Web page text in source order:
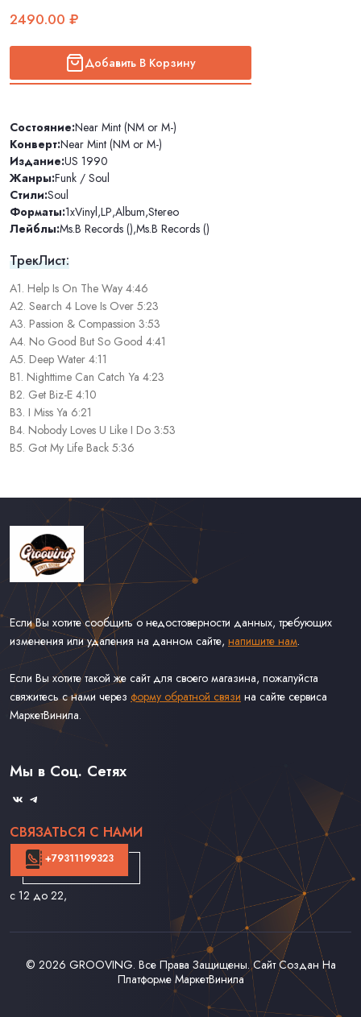
2490.00 ₽
Добавить В Корзину
Состояние:Near Mint (NM or M-)
Конверт:Near Mint (NM or M-)
Издание:US 1990
Жанры:Funk / Soul
Стили:Soul
Форматы:1xVinyl,LP,Album,Stereo
Лейблы:Ms.B Records (),Ms.B Records ()
ТрекЛист:
A1. Help Is On The Way 4:46
A2. Search 4 Love Is Over 5:23
A3. Passion & Compassion 3:53
A4. No Good But So Good 4:41
A5. Deep Water 4:11
B1. Nighttime Can Catch Ya 4:23
B2. Get Biz-E 4:10
B3. I Miss Ya 6:21
B4. Nobody Loves U Like I Do 3:53
B5. Got My Life Back 5:36
Если Вы хотите сообщить о недостоверности данных, требующих
изменения или удаления на данном сайте, напишите нам.
Если Вы хотите такой же сайт для своего магазина, пожалуйста
свяжитесь с нами через форму обратной связи на сайте сервиса
МаркетВинила.
Связаться С Нами
Оферта
Мы в Соц. Сетях
СВЯЗАТЬСЯ С НАМИ
+79311199323
с 12 до 22,
© 2026 GROOVING. Все Права Защищены. Сайт Создан На
Платформе МаркетВинила